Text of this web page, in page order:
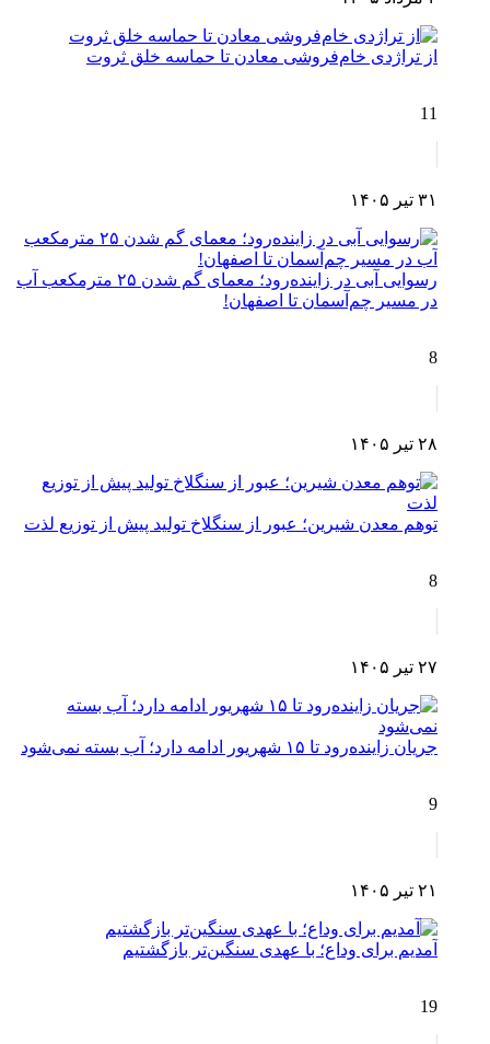
از تراژدی خام‌فروشی معادن تا حماسه خلق ثروت
11
۳۱ تیر ۱۴۰۵
رسوایی آبی در زاینده‌رود؛ معمای گم شدن ۲۵ مترمکعب آب
در مسیر چم‌آسمان تا اصفهان!
8
۲۸ تیر ۱۴۰۵
توهم معدن شیرین؛ عبور از سنگلاخ تولید پیش از توزیع لذت
8
۲۷ تیر ۱۴۰۵
جریان زاینده‌رود تا ۱۵ شهریور ادامه دارد؛ آب بسته نمی‌شود
9
۲۱ تیر ۱۴۰۵
آمدیم برای وداع؛ با عهدی سنگین‌تر بازگشتیم
19